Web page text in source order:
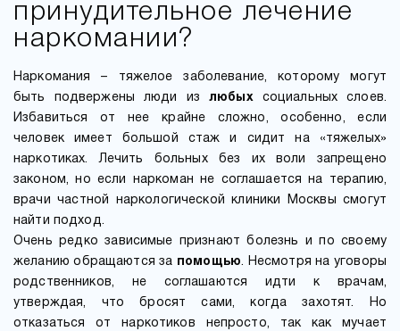
принудительное лечение
наркомании?
Наркомания – тяжелое заболевание, которому могут
быть подвержены люди из любыхсоциальных слоев.
Избавиться от нее крайне сложно, особенно, если
человек имеет большой стаж и сидит на «тяжелых»
наркотиках. Лечить больных без их воли запрещено
законом, но если наркоман не соглашается на терапию,
врачи частной наркологической клиники Москвы смогут
найти подход.
Очень редко зависимые признают болезнь и по своему
желанию обращаются за
помощью. Несмотря на уговоры
родственников, не соглашаются идти к врачам,
утверждая, что бросят сами, когда захотят. Но
отказаться от наркотиков непросто, так как мучает